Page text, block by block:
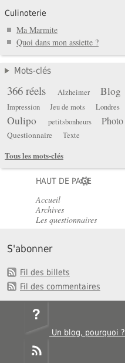
Culinoterie
Ma Marmite
Quoi dans mon assiette ?
Mots-clés
366 réels Alzheimer Blog
Impression Jeu de mots Londres
Oulipo petitsbonheurs Photo
Questionnaire Texte
Tous les mots-clés
HAUT DE PAGE
Accueil
Archives
Les questionnaires
S'abonner
Fil des billets
Fil des commentaires
Un blog, pourquoi ?